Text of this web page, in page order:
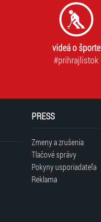
videá o športe
#prihrajlistok
PRESS
Zmeny a zrušenia
Tlačové správy
Pokyny usporiadateľa
Reklama